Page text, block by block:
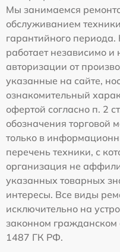
Мы занимаемся
обслуживанием
гарантийного
работает независимо
авторизации от
указанные на сайте,
ознакомительный
офертой согласно п. 2
обозначения торговой
только в
перечень техники, с
организация не
указанных товарных
интересы. Все виды
исключительно на
законном гражданском
1487 ГК РФ.